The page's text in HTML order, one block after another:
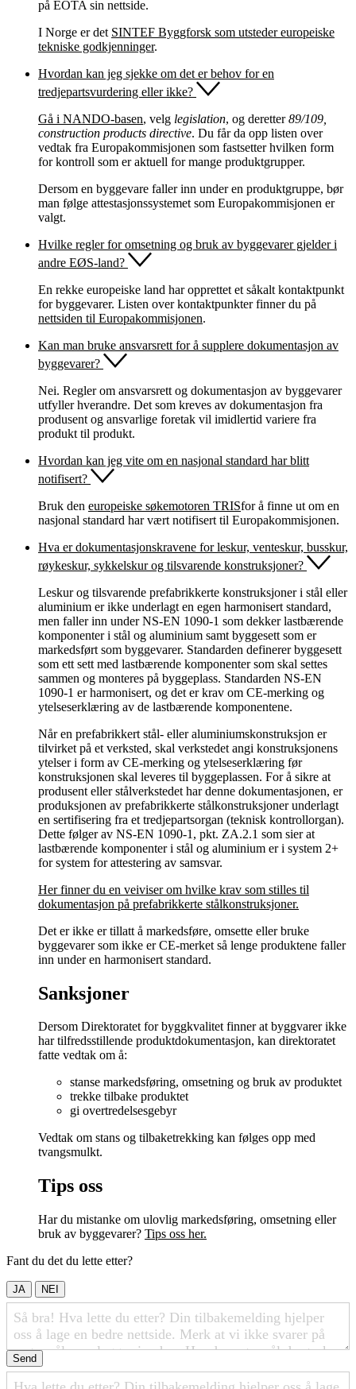
på EOTA sin nettside.
I Norge er det SINTEF Byggforsk som utsteder europeiske
tekniske godkjenninger.
Hvordan kan jeg sjekke om det er behov for en
tredjepartsvurdering eller ikke?
Gå i NANDO-basen, velg legislation, og deretter89/109,
construction products directive. Du får da opp listen over
vedtak fra Europakommisjonen som fastsetter hvilken form
for kontroll som er aktuell for mange produktgrupper.
Dersom en byggevare faller inn under en produktgruppe, bør
man følge attestasjonssystemet som Europakommisjonen er
valgt.
Hvilke regler for omsetning og bruk av byggevarer gjelder i
andre EØS-land?
En rekke europeiske land har opprettet et såkalt kontaktpunkt
for byggevarer. Listen over kontaktpunkter finner du på
nettsiden til Europakommisjonen.
Kan man bruke ansvarsrett for å supplere dokumentasjon av
byggevarer?
Nei. Regler om ansvarsrett og dokumentasjon av byggevarer
utfyller hverandre. Det som kreves av dokumentasjon fra
produsent og ansvarlige foretak vil imidlertid variere fra
produkt til produkt.
Hvordan kan jeg vite om en nasjonal standard har blitt
notifisert?
Bruk den europeiske søkemotoren TRISfor å finne ut om en
nasjonal standard har vært notifisert til Europakommisjonen.
Hva er dokumentasjonskravene for leskur, venteskur, busskur,
røykeskur, sykkelskur og tilsvarende konstruksjoner?
Leskur og tilsvarende prefabrikkerte konstruksjoner i stål eller
aluminium er ikke underlagt en egen harmonisert standard,
men faller inn under NS-EN 1090-1 som dekker lastbærende
komponenter i stål og aluminium samt byggesett som er
markedsført som byggevarer. Standarden definerer byggesett
som ett sett med lastbærende komponenter som skal settes
sammen og monteres på byggeplass. Standarden NS-EN
1090-1 er harmonisert, og det er krav om CE-merking og
ytelseserklæring av de lastbærende komponentene.
Når en prefabrikkert stål- eller aluminiumskonstruksjon er
tilvirket på et verksted, skal verkstedet angi konstruksjonens
ytelser i form av CE-merking og ytelseserklæring før
konstruksjonen skal leveres til byggeplassen. For å sikre at
produsent eller stålverkstedet har denne dokumentasjonen, er
produksjonen av prefabrikkerte stålkonstruksjoner underlagt
en sertifisering fra et tredjepartsorgan (teknisk kontrollorgan).
Dette følger av NS-EN 1090-1, pkt. ZA.2.1 som sier at
lastbærende komponenter i stål og aluminium er i system 2+
for system for attestering av samsvar.
Her finner du en veiviser om hvilke krav som stilles til
dokumentasjon på prefabrikkerte stålkonstruksjoner.
Det er ikke er tillatt å markedsføre, omsette eller bruke
byggevarer som ikke er CE-merket så lenge produktene faller
inn under en harmonisert standard.
Sanksjoner
Dersom Direktoratet for byggkvalitet finner at byggvarer ikke
har tilfredsstillende produktdokumentasjon, kan direktoratet
fatte vedtak om å:
stanse markedsføring, omsetning og bruk av produktet
trekke tilbake produktet
gi overtredelsesgebyr
Vedtak om stans og tilbaketrekking kan følges opp med
tvangsmulkt.
Tips oss
Har du mistanke om ulovlig markedsføring, omsetning eller
bruk av byggevarer? Tips oss her.
Fant du det du lette etter?
JA NEI
Send